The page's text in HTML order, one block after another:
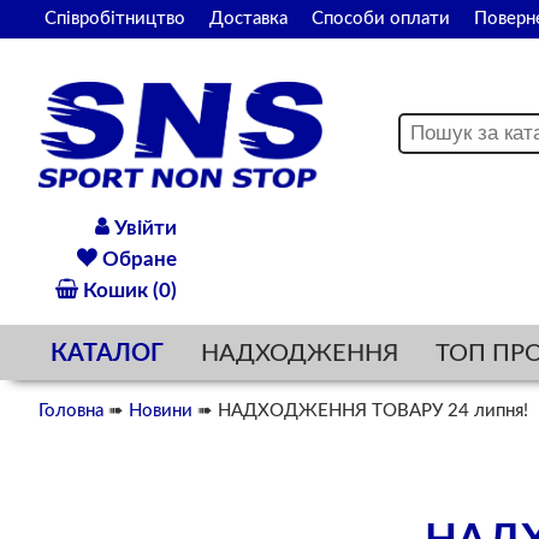
Співробітництво Доставка Способи оплати
Увійти
Обране
Кошик (0)
КАТАЛОГ НАДХОДЖЕННЯ ТОП
Головна ➠ Новини ➠ НАДХОДЖЕННЯ ТОВАРУ 24 липня!